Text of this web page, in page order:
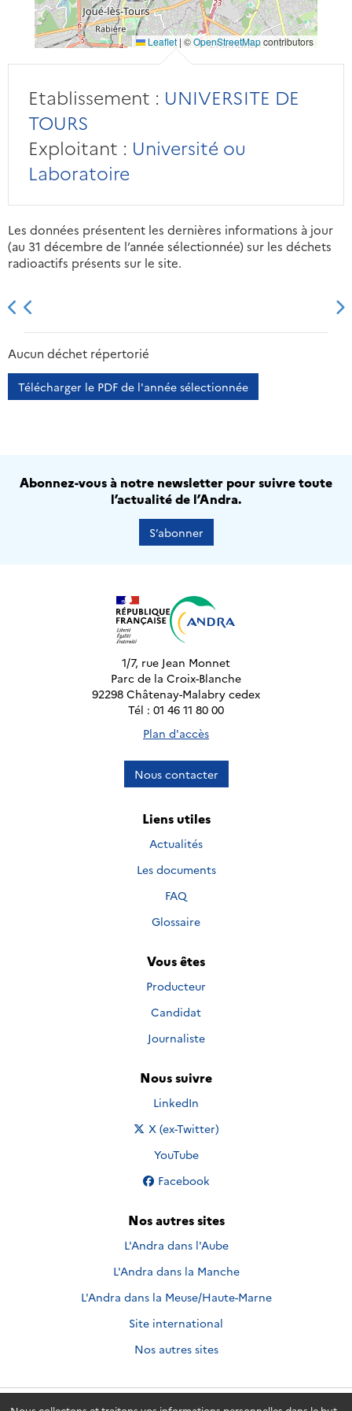
Leaflet | ©OpenStreetMapcontributors
Etablissement : UNIVERSITE DE
TOURS
Exploitant : Université ou
Laboratoire
Les données présentent les dernières informations à jour
(au 31 décembre de l’année sélectionnée) sur les déchets
radioactifs présents sur le site.
2013 2014
Aucun déchet répertorié
Télécharger le PDF de l'année sélectionnée
Abonnez-vous à notre newsletter pour suivre toute
l’actualité de l’Andra.
S’abonner
1/7, rue Jean Monnet
Parc de la Croix-Blanche
92298 Châtenay-Malabry cedex
Tél : 01 46 11 80 00
Plan d'accès
Nous contacter
Liens utiles
Actualités
Les documents
FAQ
Glossaire
Vous êtes
Producteur
Candidat
Journaliste
Nous suivre
Nous suivre sur
LinkedIn
Nous suivre sur
X (ex-Twitter)
Nous suivre sur
YouTube
Nous suivre sur
Facebook
Nos autres sites
L'Andra dans l'Aube
L'Andra dans la Manche
L'Andra dans la Meuse/Haute-Marne
Site international
Nos autres sites